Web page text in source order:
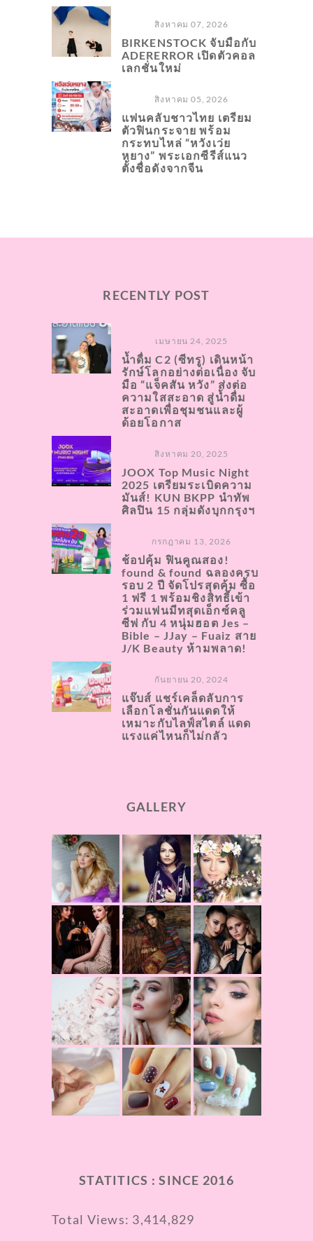
สิงหาคม 07, 2026
BIRKENSTOCK จับมือกับ
ADERERROR เปิดตัวคอล
เลกชั่นใหม่
สิงหาคม 05, 2026
แฟนคลับชาวไทย เตรียม
ตัวฟินกระจาย พร้อม
กระทบไหล่ “หวังเว่ย
หยาง” พระเอกซีรีส์แนว
ตั้งชื่อดังจากจีน
RECENTLY POST
เมษายน 24, 2025
น้ำดื่ม C2 (ซีทรู) เดินหน้า
รักษ์โลกอย่างต่อเนื่อง จับ
มือ “แจ็คสัน หวัง” ส่งต่อ
ความใสสะอาด สู่น้ำดื่ม
สะอาดเพื่อชุมชนและผู้
ด้อยโอกาส
สิงหาคม 20, 2025
JOOX Top Music Night
2025 เตรียมระเบิดความ
มันส์! KUN BKPP นำทัพ
ศิลปิน 15 กลุ่มดังบุกกรุงฯ
กรกฎาคม 13, 2026
ช้อปคุ้ม ฟินคูณสอง!
found & found ฉลองครบ
รอบ 2 ปี จัดโปรสุดคุ้ม ซื้อ
1 ฟรี 1 พร้อมชิงสิทธิ์เข้า
ร่วมแฟนมีทสุดเอ็กซ์คลู
ซีฟ กับ 4 หนุ่มฮอต Jes –
Bible – JJay – Fuaiz สาย
J/K Beauty ห้ามพลาด!
กันยายน 20, 2024
แจ๊บส์ แชร์เคล็ดลับการ
เลือกโลชั่นกันแดดให้
เหมาะกับไลฟ์สไตล์ แดด
แรงแค่ไหนก็ไม่กลัว
GALLERY
STATITICS : SINCE 2016
Total Views: 3,414,829